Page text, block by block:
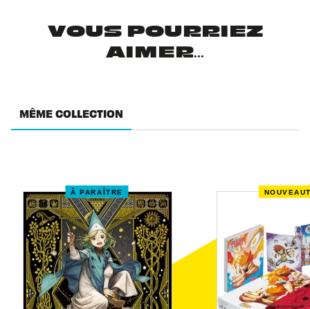
VOUS POURRIEZ
AIMER...
MÊME COLLECTION
À PARAÎTRE